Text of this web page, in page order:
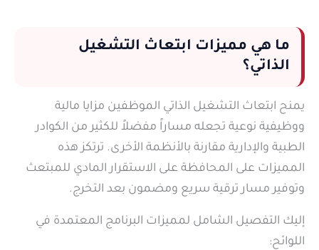
ما هي مميزات ابتعاث التشغيل
الذاتي؟
يمنح ابتعاث التشغيل الذاتي الموظفين مزايا مالية
ووظيفية نوعية تجعله مساراً مفضلاً للكثير من الكوادر
الطبية والإدارية مقارنة بالأنظمة الأخرى. ترتكز هذه
المميزات على المحافظة على الاستقرار المادي للمبتعث
وتوفير مسار ترقية سريع ومضمون بعد التخرج.
إليك التفصيل الشامل لمميزات البرنامج المعتمدة في
اللوائح: